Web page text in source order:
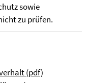
sowie
zu prüfen.
(pdf)